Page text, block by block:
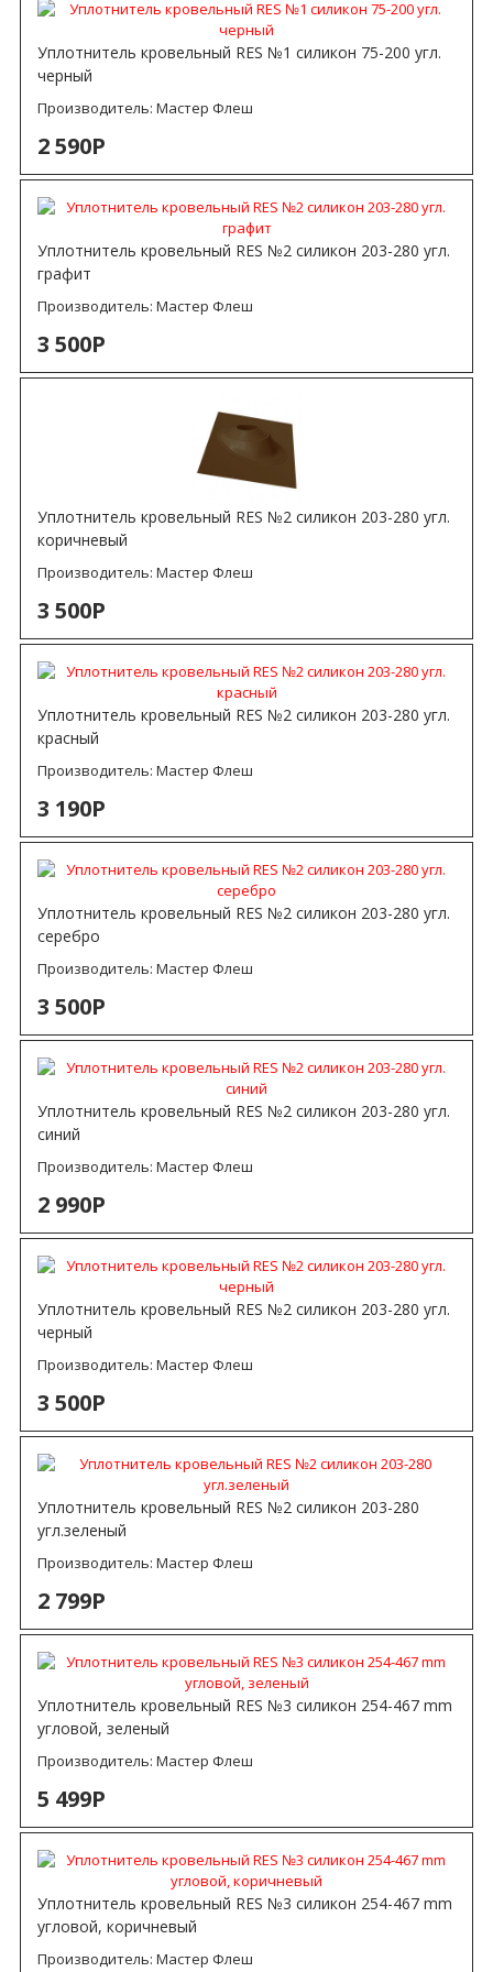
Уплотнитель кровельный RES №1 силикон 75-200 угл.
черный
Производитель: Мастер Флеш
2 590Р
Уплотнитель кровельный RES №2 силикон 203-280 угл.
графит
Производитель: Мастер Флеш
3 500Р
Уплотнитель кровельный RES №2 силикон 203-280 угл.
коричневый
Производитель: Мастер Флеш
3 500Р
Уплотнитель кровельный RES №2 силикон 203-280 угл.
красный
Производитель: Мастер Флеш
3 190Р
Уплотнитель кровельный RES №2 силикон 203-280 угл.
серебро
Производитель: Мастер Флеш
3 500Р
Уплотнитель кровельный RES №2 силикон 203-280 угл.
синий
Производитель: Мастер Флеш
2 990Р
Уплотнитель кровельный RES №2 силикон 203-280 угл.
черный
Производитель: Мастер Флеш
3 500Р
Уплотнитель кровельный RES №2 силикон 203-280
угл.зеленый
Производитель: Мастер Флеш
2 799Р
Уплотнитель кровельный RES №3 силикон 254-467 mm
угловой, зеленый
Производитель: Мастер Флеш
5 499Р
Уплотнитель кровельный RES №3 силикон 254-467 mm
угловой, коричневый
Производитель: Мастер Флеш